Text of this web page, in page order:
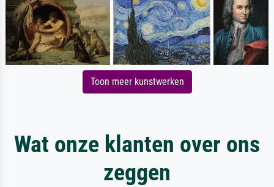
Toon meer kunstwerken
Wat onze klanten over ons
zeggen